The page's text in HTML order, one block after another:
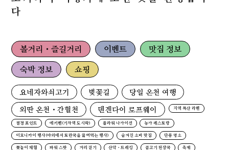
다
볼거리・즐길거리 이벤트 맛집 정보
숙박 정보 쇼핑
요네자와쇠고기 벚꽃길 당일 온천 여행
외딴 온천・간헐천 덴겐다이 로프웨이 지역 특산 라멘
절경 포인트 에키벤(기차역 도시락) 플라워 나가이선 농가 레스토랑
이모니카이 행사(야외에서 토란국을 끓여먹는 행사) 숨겨진 소바 맛집 단풍 명소
꽃놀이 체험 파워 스팟 거리 걷기 산악・트레킹 곰고기 된장국 축제